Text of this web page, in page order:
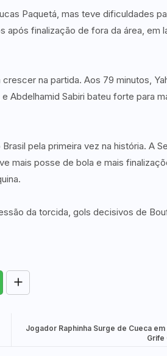
Paquetá, mas teve dificuldades
após finalização de fora da área, em
na partida. Aos 79 minutos,
Abdelhamid Sabiri bateu forte para
pela primeira vez na história. A
mais posse de bola e mais
da torcida, gols decisivos de
Jogador Raphinha Surge de Cueca
Grife